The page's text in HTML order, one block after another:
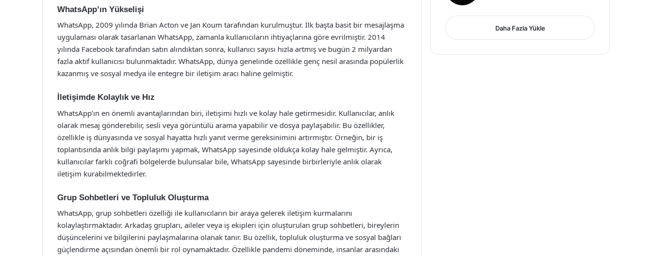
WhatsApp’ın Yükselişi
WhatsApp, 2009 yılında Brian Acton ve Jan Koum tarafından kurulmuştur. İlk başta basit bir mesajlaşma
uygulaması olarak tasarlanan WhatsApp, zamanla kullanıcıların ihtiyaçlarına göre evrilmiştir. 2014
yılında Facebook tarafından satın alındıktan sonra, kullanıcı sayısı hızla artmış ve bugün 2 milyardan
fazla aktif kullanıcısı bulunmaktadır. WhatsApp, dünya genelinde özellikle genç nesil arasında popülerlik
kazanmış ve sosyal medya ile entegre bir iletişim aracı haline gelmiştir.
İletişimde Kolaylık ve Hız
WhatsApp’ın en önemli avantajlarından biri, iletişimi hızlı ve kolay hale getirmesidir. Kullanıcılar, anlık
olarak mesaj gönderebilir, sesli veya görüntülü arama yapabilir ve dosya paylaşabilir. Bu özellikler,
özellikle iş dünyasında ve sosyal hayatta hızlı yanıt verme gereksinimini artırmıştır. Örneğin, bir iş
toplantısında anlık bilgi paylaşımı yapmak, WhatsApp sayesinde oldukça kolay hale gelmiştir. Ayrıca,
kullanıcılar farklı coğrafi bölgelerde bulunsalar bile, WhatsApp sayesinde birbirleriyle anlık olarak
iletişim kurabilmektedirler.
Grup Sohbetleri ve Topluluk Oluşturma
WhatsApp, grup sohbetleri özelliği ile kullanıcıların bir araya gelerek iletişim kurmalarını
kolaylaştırmaktadır. Arkadaş grupları, aileler veya iş ekipleri için oluşturulan grup sohbetleri, bireylerin
düşüncelerini ve bilgilerini paylaşmalarına olanak tanır. Bu özellik, topluluk oluşturma ve sosyal bağları
güçlendirme açısından önemli bir rol oynamaktadır. Özellikle pandemi döneminde, insanlar arasındaki
Daha Fazla Yükle